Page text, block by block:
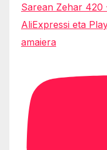
Sarean Zehar
AliExpressi eta
amaiera